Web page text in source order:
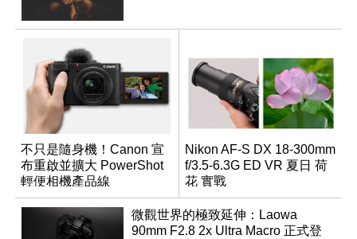
不只是隨身機！Canon 宣
布重啟並擴大 PowerShot
輕便相機產品線
Nikon AF-S DX 18-300mm
f/3.5-6.3G ED VR 夏日 荷
花 實戰
微觀世界的極致延伸：Laowa
90mm F2.8 2x Ultra Macro 正式登